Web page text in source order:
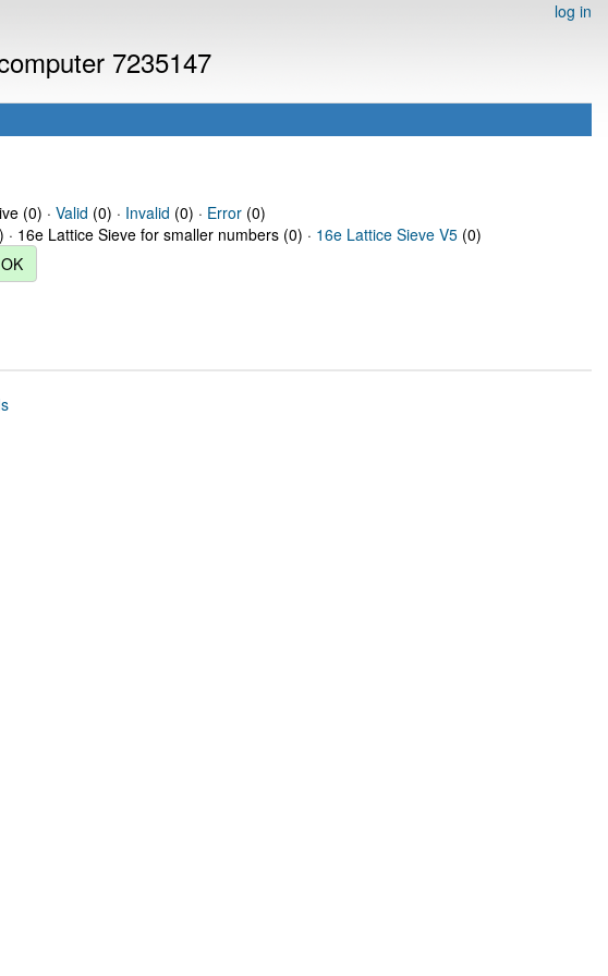
log in
7235147
(0) · Valid (0) · Invalid (0) · Error(0)
· 16e Lattice Sieve for smaller numbers (0) · 16e Lattice Sieve V5 (0)